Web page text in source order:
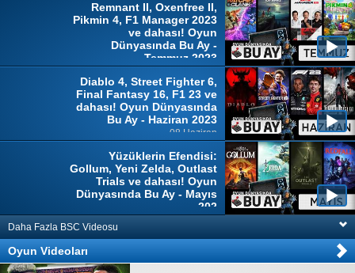
Remnant II, Oxenfree II,
Pikmin 4, F1 Manager 2023
ve dahası! Oyun
Dünyasında Bu Ay -
Temmuz 2023
Diablo 4, Street Fighter 6,
Final Fantasy 16, F1 23 ve
dahası! Oyun Dünyasında
Bu Ay - Haziran 2023
08 Haziran
Yüzüklerin Efendisi:
Gollum, Yeni Zelda, Outlast
Trials ve dahası! Oyun
Dünyasında Bu Ay - Mayıs
202
Daha Fazla BSC Videosu
Oyun Videoları